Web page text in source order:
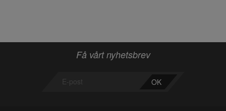
Få vårt nyhetsbrev
OK